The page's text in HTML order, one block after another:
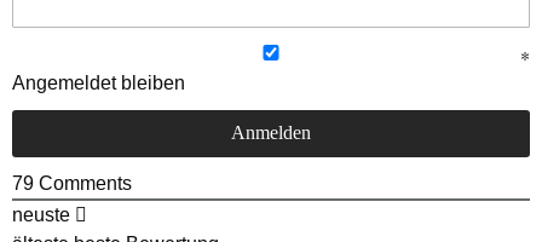
Angemeldet bleiben
79 Comments
neuste